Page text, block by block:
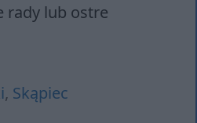
rady lub ostre
, Skąpiec